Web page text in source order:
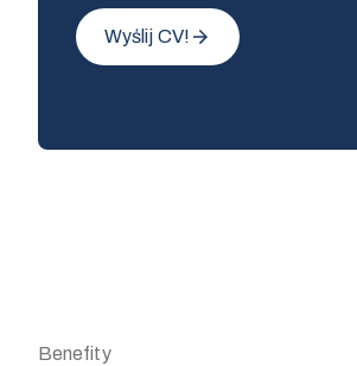
Wyślij CV!
Benefity